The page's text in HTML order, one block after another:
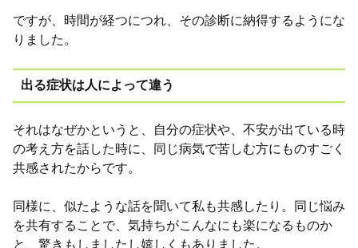
ですが、時間が経つにつれ、その診断に納得するようにな
りました。
出る症状は人によって違う
それはなぜかというと、自分の症状や、不安が出ている時
の考え方を話した時に、同じ病気で苦しむ方にものすごく
共感されたからです。
同様に、似たような話を聞いて私も共感したり。同じ悩み
を共有することで、気持ちがこんなにも楽になるものか
と、驚きもしましたし嬉しくもありました。